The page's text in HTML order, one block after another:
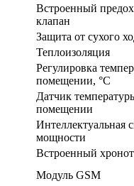
Встроенный
клапан
Защита от сухого
Теплоизоляция
Регулировка
помещении, °С
Датчик
помещении
Интеллектуальная
мощности
Встроенный
Модуль GSM